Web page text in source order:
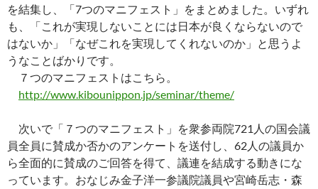
を結集し、「7つのマニフェスト」をまとめました。いずれ
も、「これが実現しないことには日本が良くならないので
はないか」「なぜこれを実現してくれないのか」と思うよ
うなことばかりです。
７つのマニフェストはこちら。
http://www.kibounippon.jp/seminar/theme/
次いで「７つのマニフェスト」を衆参両院721人の国会議
員全員に賛成か否かのアンケートを送付し、62人の議員か
ら全面的に賛成のご回答を得て、議連を結成する動きにな
っています。おなじみ金子洋一参議院議員や宮崎岳志・森